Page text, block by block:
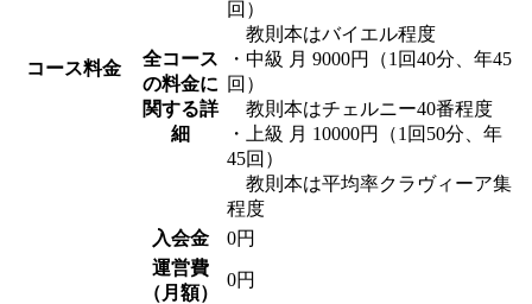
コース料金
全コース
の料金に
関する詳
細
回）
教則本はバイエル程度
・中級 月 9000円（1回40分、年45
回）
教則本はチェルニー40番程度
・上級 月 10000円（1回50分、年
45回）
教則本は平均率クラヴィーア集
程度
入会金
0円
運営費
（月額）
0円